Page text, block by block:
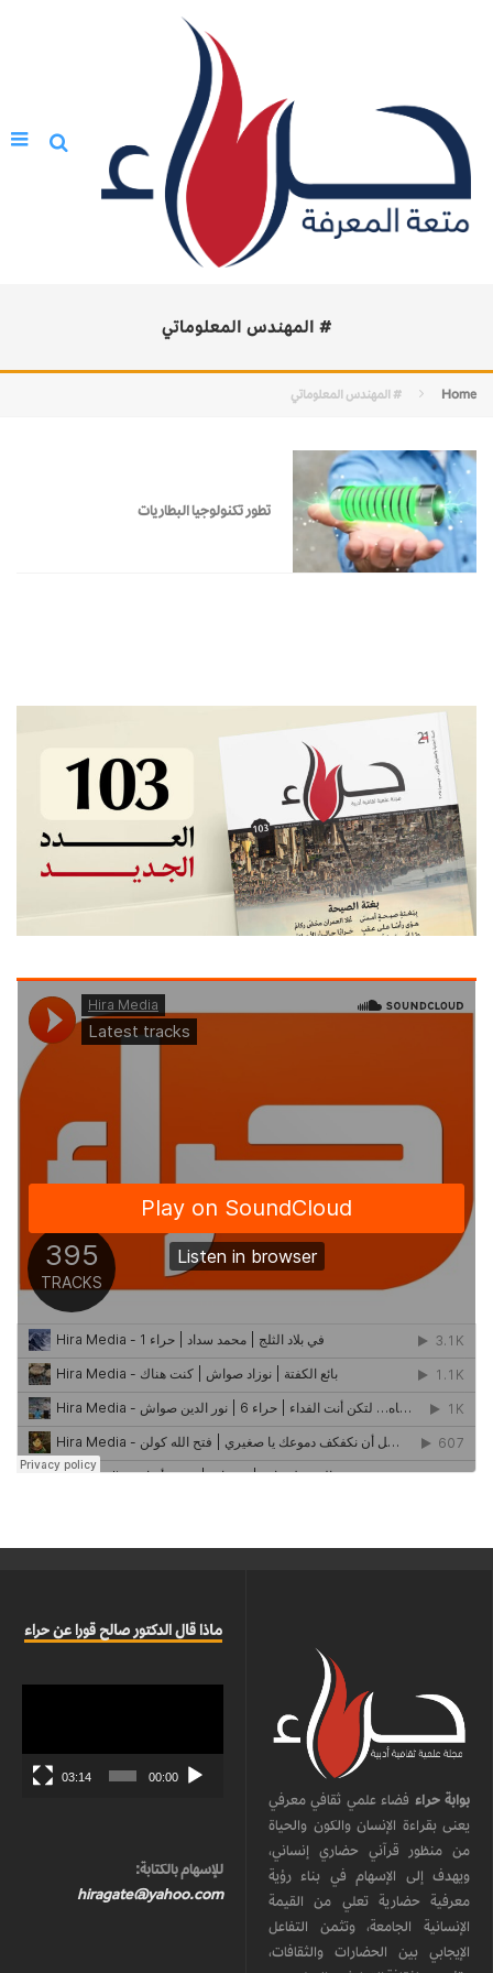
# المهندس المعلوماتي
Home # المهندس المعلوماتي
تطور تكنولوجيا البطاريات
بوابة حراء فضاء علمي ثقافي معرفي
يعنى بقراءة الإنسان والكون والحياة
من منظور قرآني حضاري إنساني،
ويهدف إلى الإسهام في بناء رؤية
معرفية حضارية تعلي من القيمة
الإنسانية الجامعة، وتثمن التفاعل
الإيجابي بين الحضارات والثقافات،
ماذا قال الدكتور صالح قورا عن حراء
00:00
03:14
للإسهام بالكتابة:
hiragate@yahoo.com